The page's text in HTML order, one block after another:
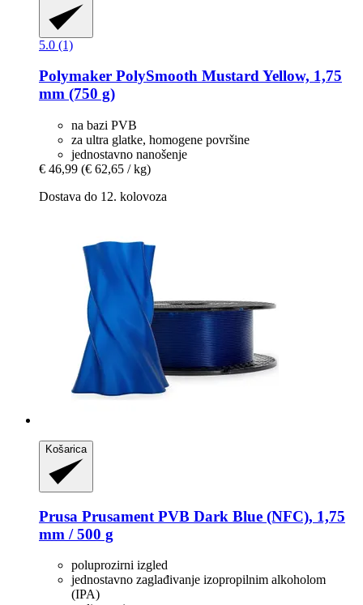
5.0 (1)
Polymaker PolySmooth Mustard Yellow, 1,75
mm (750 g)
na bazi PVB
za ultra glatke, homogene površine
jednostavno nanošenje
€ 46,99 (€ 62,65 / kg)
Dostava do 12. kolovoza
Košarica
Prusa Prusament PVB Dark Blue (NFC), 1,75
mm / 500 g
poluprozirni izgled
jednostavno zaglađivanje izopropilnim alkoholom
(IPA)